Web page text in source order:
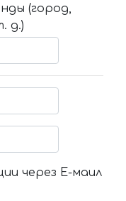
(город,
д.)
через Е-маил